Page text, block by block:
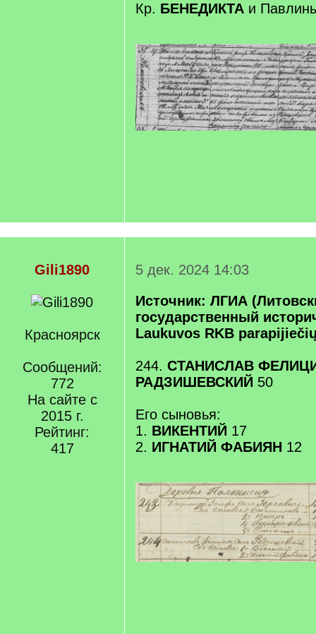
Кр. БЕНЕДИКТА и
Gili1890
Красноярск
Сообщений:
772
На сайте с
2015 г.
Рейтинг:
417
5 дек. 2024 14:03
Источник: ЛГИА
государственный
Laukuvos RKB
244. СТАНИСЛАВ
РАДЗИШЕВСКИЙ 50
Его сыновья:
1. ВИКЕНТИЙ 17
2. ИГНАТИЙ ФАБИЯН 12